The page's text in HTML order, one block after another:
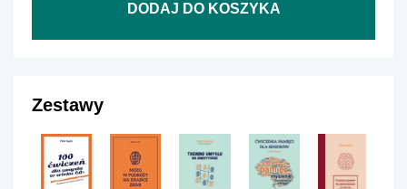
DODAJ DO KOSZYKA
Zestawy